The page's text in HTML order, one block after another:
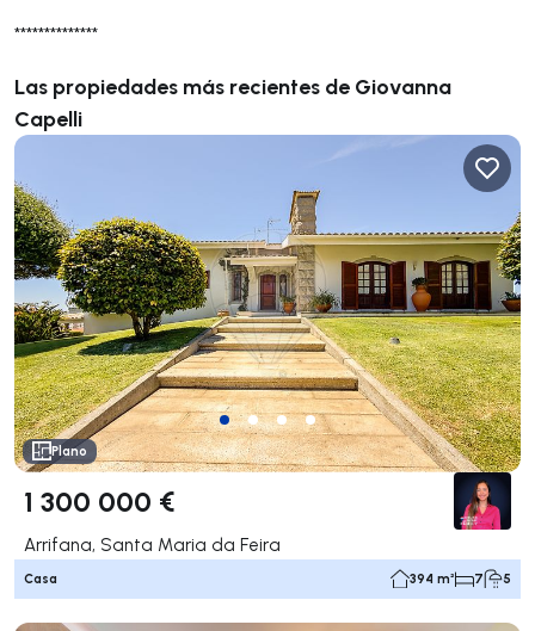
**************
Las propiedades más recientes de Giovanna
Capelli
Plano
1 300 000 €
Arrifana, Santa Maria da Feira
Casa 394 m² 7 5